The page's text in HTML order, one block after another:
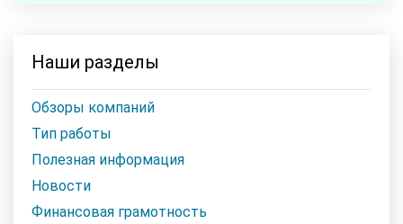
Наши разделы
Обзоры компаний
Тип работы
Полезная информация
Новости
Финансовая грамотность